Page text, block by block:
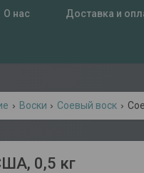
О нас Доставка и
Воски Соевый воск
0,5 кг